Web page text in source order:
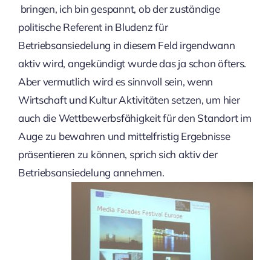
bringen, ich bin gespannt, ob der zuständige
politische Referent in Bludenz für
Betriebsansiedelung in diesem Feld irgendwann
aktiv wird, angekündigt wurde das ja schon öfters.
Aber vermutlich wird es sinnvoll sein, wenn
Wirtschaft und Kultur Aktivitäten setzen, um hier
auch die Wettbewerbsfähigkeit für den Standort im
Auge zu bewahren und mittelfristig Ergebnisse
präsentieren zu können, sprich sich aktiv der
Betriebsansiedelung annehmen.